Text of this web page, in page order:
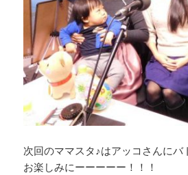
次回のママスタ♪はアッコさんにバ
お楽しみにーーーーー！！！